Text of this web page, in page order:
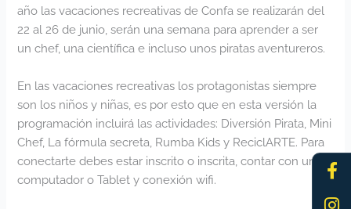
f
año las vacaciones recreativas de Confa se realizarán del
22 al 26 de junio, serán una semana para aprender a ser
un chef, una científica e incluso unos piratas aventureros.
En las vacaciones recreativas los protagonistas siempre
son los niños y niñas, es por esto que en esta versión la
programación incluirá las actividades: Diversión Pirata, Mini
Chef, La fórmula secreta, Rumba Kids y ReciclARTE. Para
conectarte debes estar inscrito o inscrita, contar con un
computador o Tablet y conexión wifi.